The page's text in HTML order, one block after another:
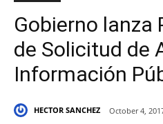
Gobierno lanza
de Solicitud de
Información
HECTOR SANCHEZ October 4,